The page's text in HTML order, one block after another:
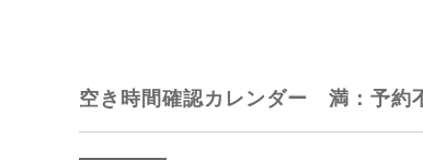
空き時間確認カレンダー 満：予